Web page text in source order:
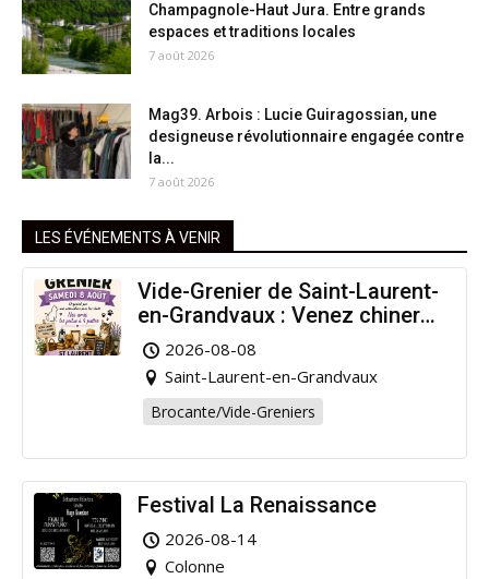
Champagnole-Haut Jura. Entre grands
espaces et traditions locales
7 août 2026
Mag39. Arbois : Lucie Guiragossian, une
designeuse révolutionnaire engagée contre
la...
7 août 2026
LES ÉVÉNEMENTS À VENIR
Vide-Grenier de Saint-Laurent-
en-Grandvaux : Venez chiner
pour la bonne cause !
2026-08-08
Saint-Laurent-en-Grandvaux
Brocante/Vide-Greniers
Festival La Renaissance
2026-08-14
Colonne